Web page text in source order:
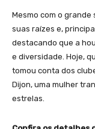
Mesmo com o
suas raízes e,
destacando que a
e diversidade. Hoje,
tomou conta dos
Dijon, uma mulher
estrelas.